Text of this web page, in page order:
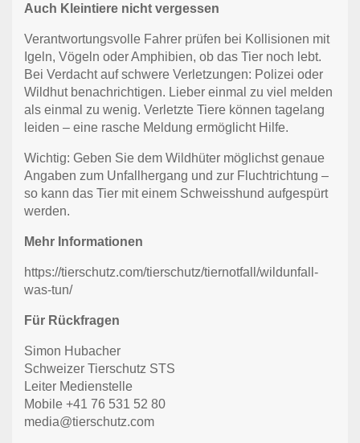
Auch Kleintiere nicht vergessen
Verantwortungsvolle Fahrer prüfen bei Kollisionen mit
Igeln, Vögeln oder Amphibien, ob das Tier noch lebt.
Bei Verdacht auf schwere Verletzungen: Polizei oder
Wildhut benachrichtigen. Lieber einmal zu viel melden
als einmal zu wenig. Verletzte Tiere können tagelang
leiden – eine rasche Meldung ermöglicht Hilfe.
Wichtig: Geben Sie dem Wildhüter möglichst genaue
Angaben zum Unfallhergang und zur Fluchtrichtung –
so kann das Tier mit einem Schweisshund aufgespürt
werden.
Mehr Informationen
https://tierschutz.com/tierschutz/tiernotfall/wildunfall-
was-tun/
Für Rückfragen
Simon Hubacher
Schweizer Tierschutz STS
Leiter Medienstelle
Mobile +41 76 531 52 80
media@tierschutz.com